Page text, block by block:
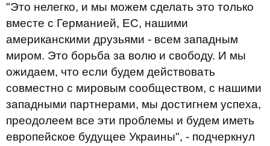
"Это нелегко, и мы можем сделать это только
вместе с Германией, ЕС, нашими
американскими друзьями - всем западным
миром. Это борьба за волю и свободу. И мы
ожидаем, что если будем действовать
совместно с мировым сообществом, с нашими
западными партнерами, мы достигнем успеха,
преодолеем все эти проблемы и будем иметь
европейское будущее Украины", - подчеркнул